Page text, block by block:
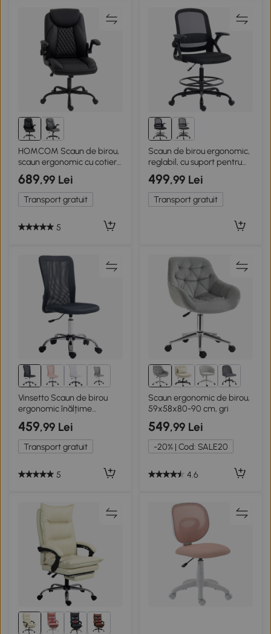
HOMCOM Scaun de birou,
scaun ergonomic cu cotiere
rabatabile, înălțime
reglabilă, funcție de balans,
negru
689,99 Lei
Transport gratuit
5
Scaun de birou ergonomic,
reglabil, cu suport pentru
picioare, negru
499,99 Lei
Transport gratuit
2+
Vinsetto Scaun de birou
ergonomic înălțime
reglabilă picioare cromate
pivotant 360°
îmbrăcăminte plasă gri
închis
459,99 Lei
Transport gratuit
5
Scaun ergonomic de birou,
59x58x80-90 cm, gri
549,99 Lei
-20% | Cod: SALE20
4.6